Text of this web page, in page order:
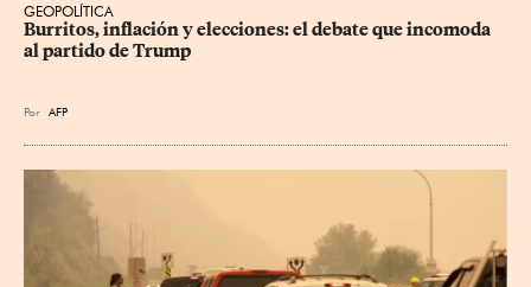
GEOPOLÍTICA
Burritos, inflación y elecciones: el debate que incomoda
al partido de Trump
Por AFP